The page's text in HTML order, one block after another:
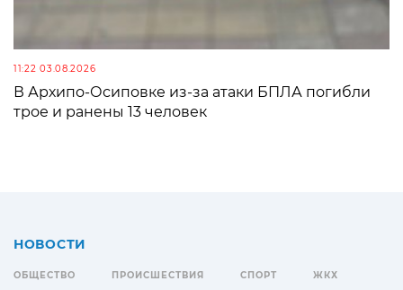
11:22 03.08.2026
В Архипо-Осиповке из-за атаки БПЛА погибли
трое и ранены 13 человек
НОВОСТИ
ОБЩЕСТВО ПРОИСШЕСТВИЯ СПОРТ ЖКХ